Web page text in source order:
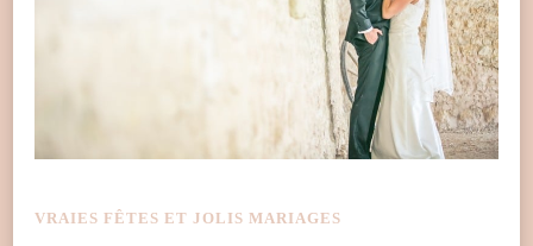
VRAIES FÊTES ET JOLIS MARIAGES